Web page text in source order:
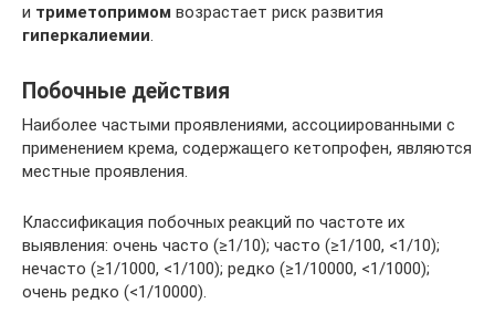
и триметопримом возрастает риск развития
гиперкалиемии
Побочные действия
Наиболее частыми проявлениями, ассоциированными с
применением крема, содержащего кетопрофен, являются
местные проявления.
Классификация побочных реакций по частоте их
выявления: очень часто (≥1/10); часто (≥1/100, <1/10);
нечасто (≥1/1000, <1/100); редко (≥1/10000, <1/1000);
очень редко (<1/10000).